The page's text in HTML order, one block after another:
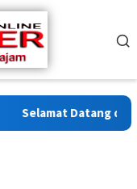
Selamat Datang di